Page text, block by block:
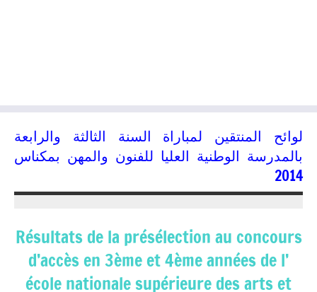
لوائح المنتقين لمباراة السنة الثالثة والرابعة
بالمدرسة الوطنية العليا للفنون والمهن بمكناس
2014
Résultats de la présélection au concours
d’accès en 3ème et 4ème années de l’
école nationale supérieure des arts et